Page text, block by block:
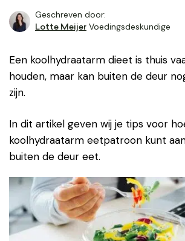
Geschreven door:
Lotte Meijer Voedingsdeskundige
Een koolhydraatarm dieet is thuis
houden, maar kan buiten de deur
zijn.
In dit artikel geven wij je tips voor
koolhydraatarm eetpatroon kunt
buiten de deur eet.